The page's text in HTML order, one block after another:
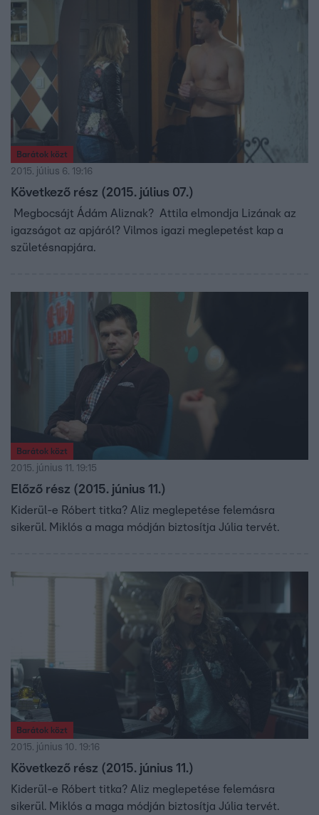
Barátok közt
2015. július 6. 19:16
Következő rész (2015. július 07.)
Megbocsájt Ádám Aliznak? Attila elmondja Lizának az
igazságot az apjáról? Vilmos igazi meglepetést kap a
születésnapjára.
Barátok közt
2015. június 11. 19:15
Előző rész (2015. június 11.)
Kiderül-e Róbert titka? Aliz meglepetése felemásra
sikerül. Miklós a maga módján biztosítja Júlia tervét.
Barátok közt
2015. június 10. 19:16
Következő rész (2015. június 11.)
Kiderül-e Róbert titka? Aliz meglepetése felemásra
sikerül. Miklós a maga módján biztosítja Júlia tervét.